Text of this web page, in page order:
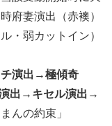
府妻演出（赤襖）
・弱カットイン）
演出→極傾奇
出→キセル演出 →
んの約束」